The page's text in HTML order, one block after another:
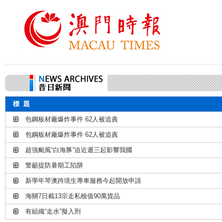
標 題
包鋼板材廠爆炸事件 62人被追責
包鋼板材廠爆炸事件 62人被追責
超強颱風“白海豚”迫近週三起影響我國
警籲提防暑期工陷阱
新學年琴澳跨境生專車服務今起開放申請
海關7日截13宗走私檢值90萬貨品
有組織“走水”擬入刑